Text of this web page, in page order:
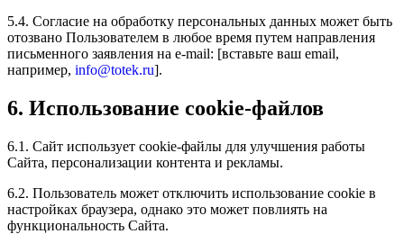
5.4. Согласие на обработку персональных данных может быть
отозвано Пользователем в любое время путем направления
письменного заявления на e-mail: [вставьте ваш email,
например, info@totek.ru].
6. Использование cookie-файлов
6.1. Сайт использует cookie-файлы для улучшения работы
Сайта, персонализации контента и рекламы.
6.2. Пользователь может отключить использование cookie в
настройках браузера, однако это может повлиять на
функциональность Сайта.